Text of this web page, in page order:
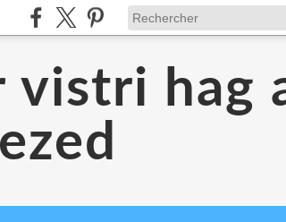
vistri hag